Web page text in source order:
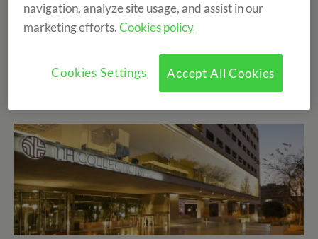
English Summer S.A. tiene el placer de invitaros a la
próxima jornada informativa decampamentos de
cursos de idiomas en el extranjeroque
realizaremos el próximojueves 8 de marzo en el Hotel
NH Collection Constanza de Barcelona.¿Cómo llegar?
navigation, analyze site usage, and assist in our
marketing efforts.Cookies policy
Accept All Cookies
Cookies Settings